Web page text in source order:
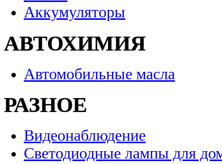
Аккумуляторы
АВТОХИМИЯ
Автомобильные масла
РАЗНОЕ
Видеонаблюдение
Светодиодные лампы для